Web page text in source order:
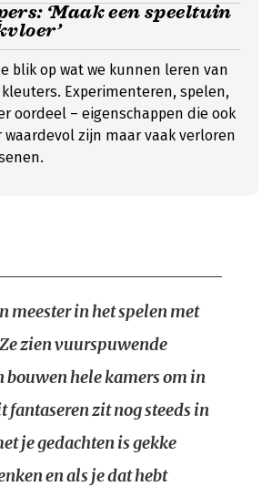
‘Maak een speeltuin
blik op wat we kunnen leren van
Experimenteren, spelen,
oordeel – eigenschappen die ook
waardevol zijn maar vaak verloren
meester in het spelen met
zien vuurspuwende
bouwen hele kamers om in
fantaseren zit nog steeds in
je gedachten is gekke
en als je dat hebt